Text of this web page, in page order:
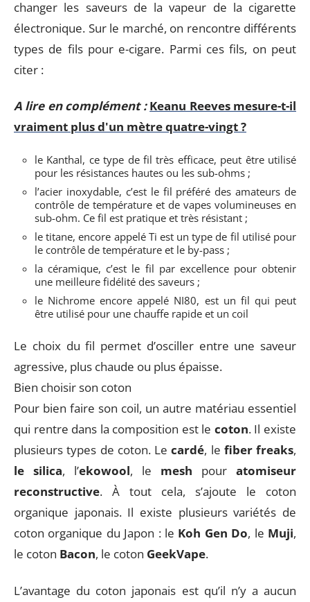
changer les saveurs de la vapeur de la cigarette
électronique. Sur le marché, on rencontre différents
types de fils pour e-cigare. Parmi ces fils, on peut
citer :
A lire en complément : Keanu Reeves mesure-t-il
vraiment plus d'un mètre quatre-vingt ?
le Kanthal, ce type de fil très efficace, peut être utilisé
pour les résistances hautes ou les sub-ohms ;
l’acier inoxydable, c’est le fil préféré des amateurs de
contrôle de température et de vapes volumineuses en
sub-ohm. Ce fil est pratique et très résistant ;
le titane, encore appelé Ti est un type de fil utilisé pour
le contrôle de température et le by-pass ;
la céramique, c’est le fil par excellence pour obtenir
une meilleure fidélité des saveurs ;
le Nichrome encore appelé NI80, est un fil qui peut
être utilisé pour une chauffe rapide et un coil
Le choix du fil permet d’osciller entre une saveur
agressive, plus chaude ou plus épaisse.
Bien choisir son coton
Pour bien faire son coil, un autre matériau essentiel
qui rentre dans la composition est le coton. Il existe
plusieurs types de coton. Lecardé, le fiberfreaks,
le silica, l’ekowool, le mesh pour atomiseur
reconstructive. À tout cela, s’ajoute le coton
organique japonais. Il existe plusieurs variétés de
coton organique du Japon : le Koh Gen Do, le Muji,
le coton Bacon, le coton GeekVape.
L’avantage du coton japonais est qu’il n’y a aucun